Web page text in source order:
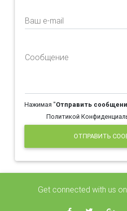
Ваш e-mail
Сообщение
Нажимая "Отправить
Политикой
ОТПРАВИТЬ
Get connected with us